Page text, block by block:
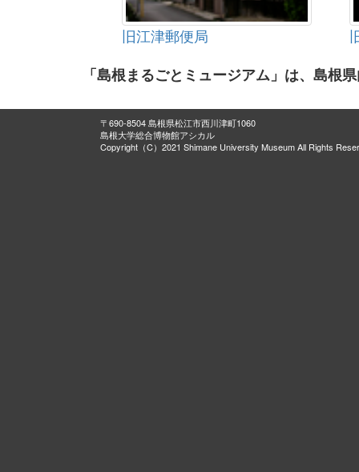
旧江津郵便局
「島根まるごとミュージアム」は、島根
〒690-8504 島根県松江市西川津町1060
島根大学総合博物館アシカル
Copyright（C）2021 Shimane University Museum All Rights